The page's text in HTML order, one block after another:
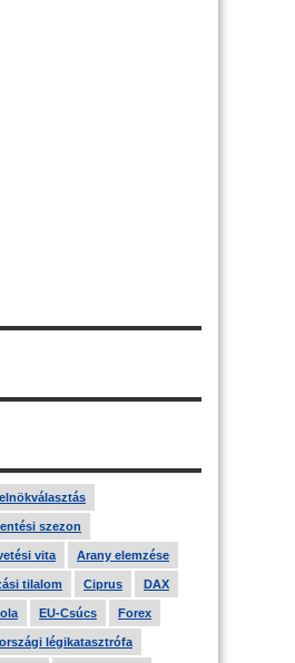
szezon
vita Arany elemzése
tilalom Ciprus DAX
EU-Csúcs Forex
légikatasztrófa